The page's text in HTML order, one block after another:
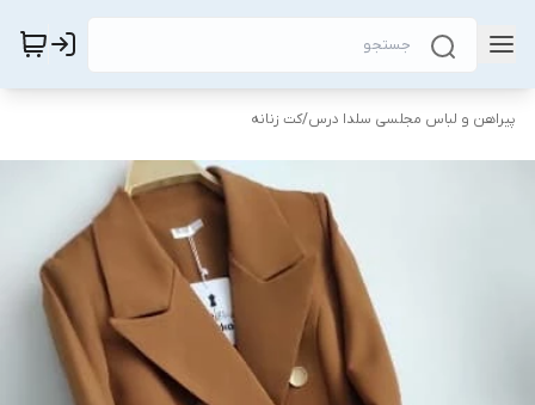
پیراهن و لباس مجلسی سلدا درس/کت زنانه